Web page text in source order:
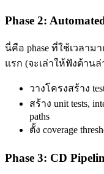
Phase 2:
นี่คือ phase ที่ใช้เวลาม
แรก (จะเล่าให้ฟังด้านล่
วางโครงสร้าง
สร้าง unit tests,
paths
ตั้ง coverage
Phase 3: CD